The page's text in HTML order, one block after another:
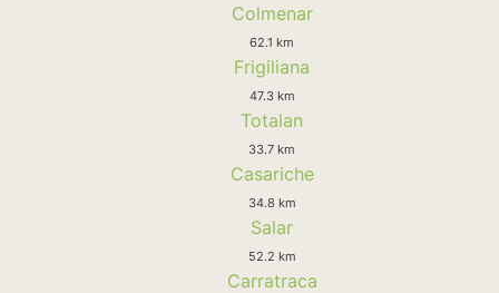
Colmenar
62.1 km
Frigiliana
47.3 km
Totalan
33.7 km
Casariche
34.8 km
Salar
52.2 km
Carratraca